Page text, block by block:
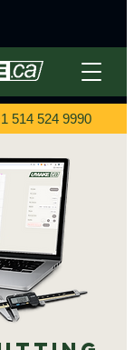
514 524 9990